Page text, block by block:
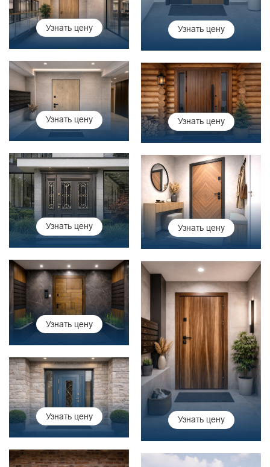
Узнать цену
Узнать цену
Узнать цену Узнать цену
Узнать цену Узнать цену
Узнать цену
Узнать цену
Узнать цену